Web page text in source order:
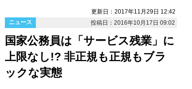
更新日：2017年11月29日 12:42
ニュース
投稿日：2016年10月17日 09:02
国家公務員は「サービス残業」に
上限なし!? 非正規も正規もブラ
ックな実態